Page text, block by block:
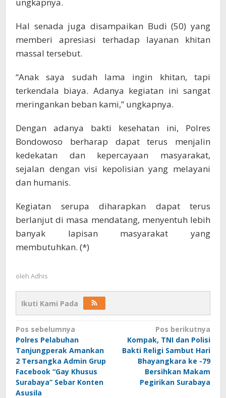
Hal senada juga disampaikan Budi (50) yang
memberi apresiasi terhadap layanan khitan
massal tersebut.
“Anak saya sudah lama ingin khitan, tapi
terkendala biaya. Adanya kegiatan ini sangat
meringankan beban kami,” ungkapnya.
Dengan adanya bakti kesehatan ini, Polres
Bondowoso berharap dapat terus menjalin
kedekatan dan kepercayaan masyarakat,
sejalan dengan visi kepolisian yang melayani
dan humanis.
Kegiatan serupa diharapkan dapat terus
berlanjut di masa mendatang, menyentuh lebih
banyak lapisan masyarakat yang
membutuhkan. (*)
oleh Adhis
Ikuti Kami Pada
Navigasi
pos
Pos sebelumnya
Polres Pelabuhan
Tanjungperak Amankan
2 Tersangka Admin Grup
Facebook “Gay Khusus
Surabaya” Sebar Konten
Asusila
Pos berikutnya
Kompak, TNI dan Polisi
Bakti Religi Sambut Hari
Bhayangkara ke -79
Bersihkan Makam
Pegirikan Surabaya